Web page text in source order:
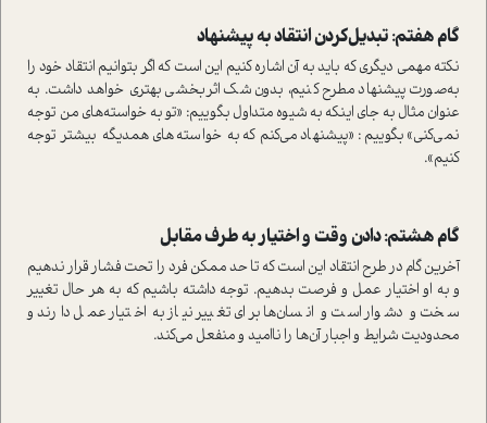
گام هفتم: تبدیل‌کردن انتقاد به پیشنهاد
نکته مهمی دیگری که باید به آن اشاره کنیم این است که اگر بتوانیم انتقاد خود را
به‌صورت پیشنهاد مطرح کنیم، بدون شک اثربخشی بهتری خواهد داشت. به
عنوان مثال به جای اینکه به شیوه متداول بگوییم: «تو به خواسته‌های من توجه
نمی‌کنی» بگوییم: «پیشنهاد می‌کنم که به خواسته‌های همدیگه بیشتر توجه
کنیم».
گام هشتم: دادن وقت و اختیار به طرف مقابل
آخرین گام در طرح انتقاد این است که تا حد ممکن فرد را تحت فشار قرار ندهیم
و به او اختیار عمل و فرصت بدهیم. توجه داشته باشیم که به هر حال تغییر
سخت و دشوار است و انسان‌ها برای تغییر نیاز به اختیار عمل دارند و
محدودیت شرایط و اجبار آن‌ها را ناامید و منفعل می‌کند.